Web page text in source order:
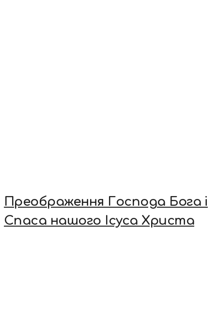
Преображення Господа Бога і
Спаса нашого Ісуса Христа